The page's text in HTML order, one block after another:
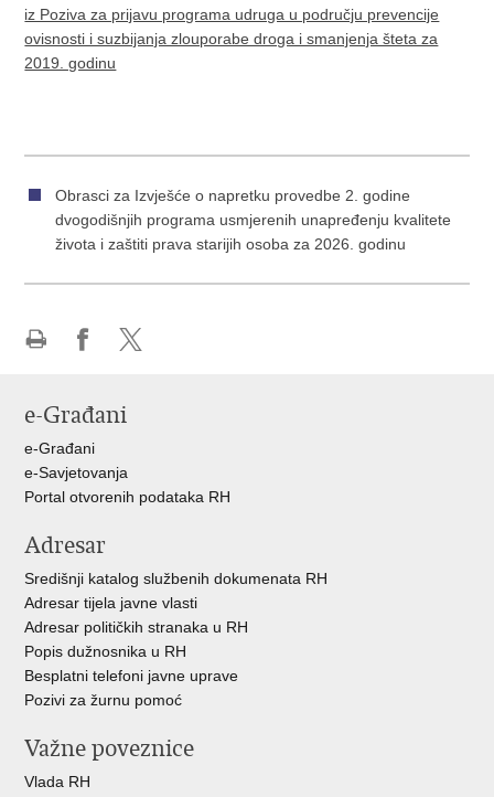
iz Poziva za prijavu programa udruga u području prevencije
ovisnosti i suzbijanja zlouporabe droga i smanjenja šteta za
2019. godinu
Obrasci za Izvješće o napretku provedbe 2. godine
dvogodišnjih programa usmjerenih unapređenju kvalitete
života i zaštiti prava starijih osoba za 2026. godinu
Facebooku
X-
e-Građani
e-Građani
e-Savjetovanja
Portal otvorenih podataka RH
Adresar
Središnji katalog službenih dokumenata RH
Adresar tijela javne vlasti
Adresar političkih stranaka u RH
Popis dužnosnika u RH
Besplatni telefoni javne uprave
Pozivi za žurnu pomoć
Važne poveznice
Vlada RH